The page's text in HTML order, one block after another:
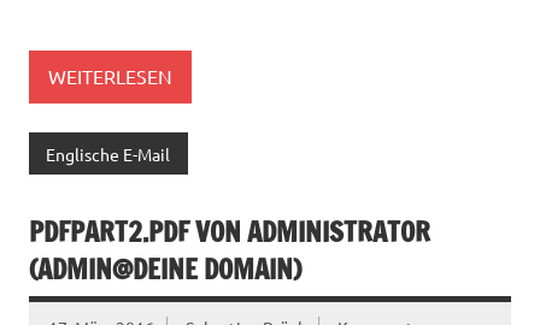
WEITERLESEN
Englische E-Mail
PDFPART2.PDF VON ADMINISTRATOR
(ADMIN@DEINE DOMAIN)